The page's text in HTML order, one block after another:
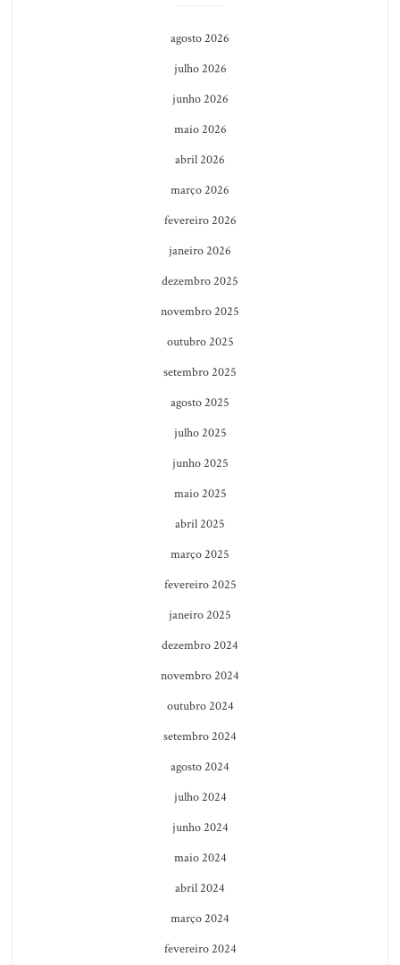
agosto 2026
julho 2026
junho 2026
maio 2026
abril 2026
março 2026
fevereiro 2026
janeiro 2026
dezembro 2025
novembro 2025
outubro 2025
setembro 2025
agosto 2025
julho 2025
junho 2025
maio 2025
abril 2025
março 2025
fevereiro 2025
janeiro 2025
dezembro 2024
novembro 2024
outubro 2024
setembro 2024
agosto 2024
julho 2024
junho 2024
maio 2024
abril 2024
março 2024
fevereiro 2024